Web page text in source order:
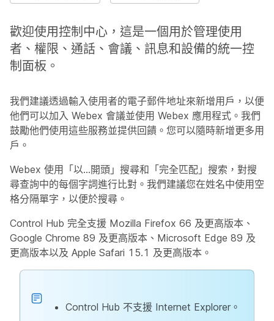
歡迎使用控制中心，這是一個用於管理使用
者、權限、通話、會議、訊息和設備的統一控
制面板。
我們建議透過輸入使用者的電子郵件地址來新增用戶，以便
他們可以加入 Webex 會議並使用 Webex 應用程式。我們
鼓勵他們使用這些服務並提供回饋。您可以隨時新增更多用
戶。
Webex 使用「以…開頭」搜尋和「完全匹配」搜索，對搜
尋查詢中的每個字詞進行比對。我們建議您在姓名中使用空
格分隔單字，以便於搜尋。
Control Hub 完全支援 Mozilla Firefox 66 及更高版本、
Google Chrome 89 及更高版本、Microsoft Edge 89 及
更高版本以及 Apple Safari 15.1 及更高版本。
Control Hub 不支援 Internet Explorer。